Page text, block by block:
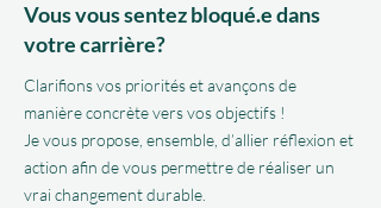
Vous vous sentez bloqué.e dans
votre carrière?
Clarifions vos priorités et avançons de
manière concrète vers vos objectifs !
Je vous propose, ensemble, d’allier réflexion et
action afin de vous permettre de réaliser un
vrai changement durable.